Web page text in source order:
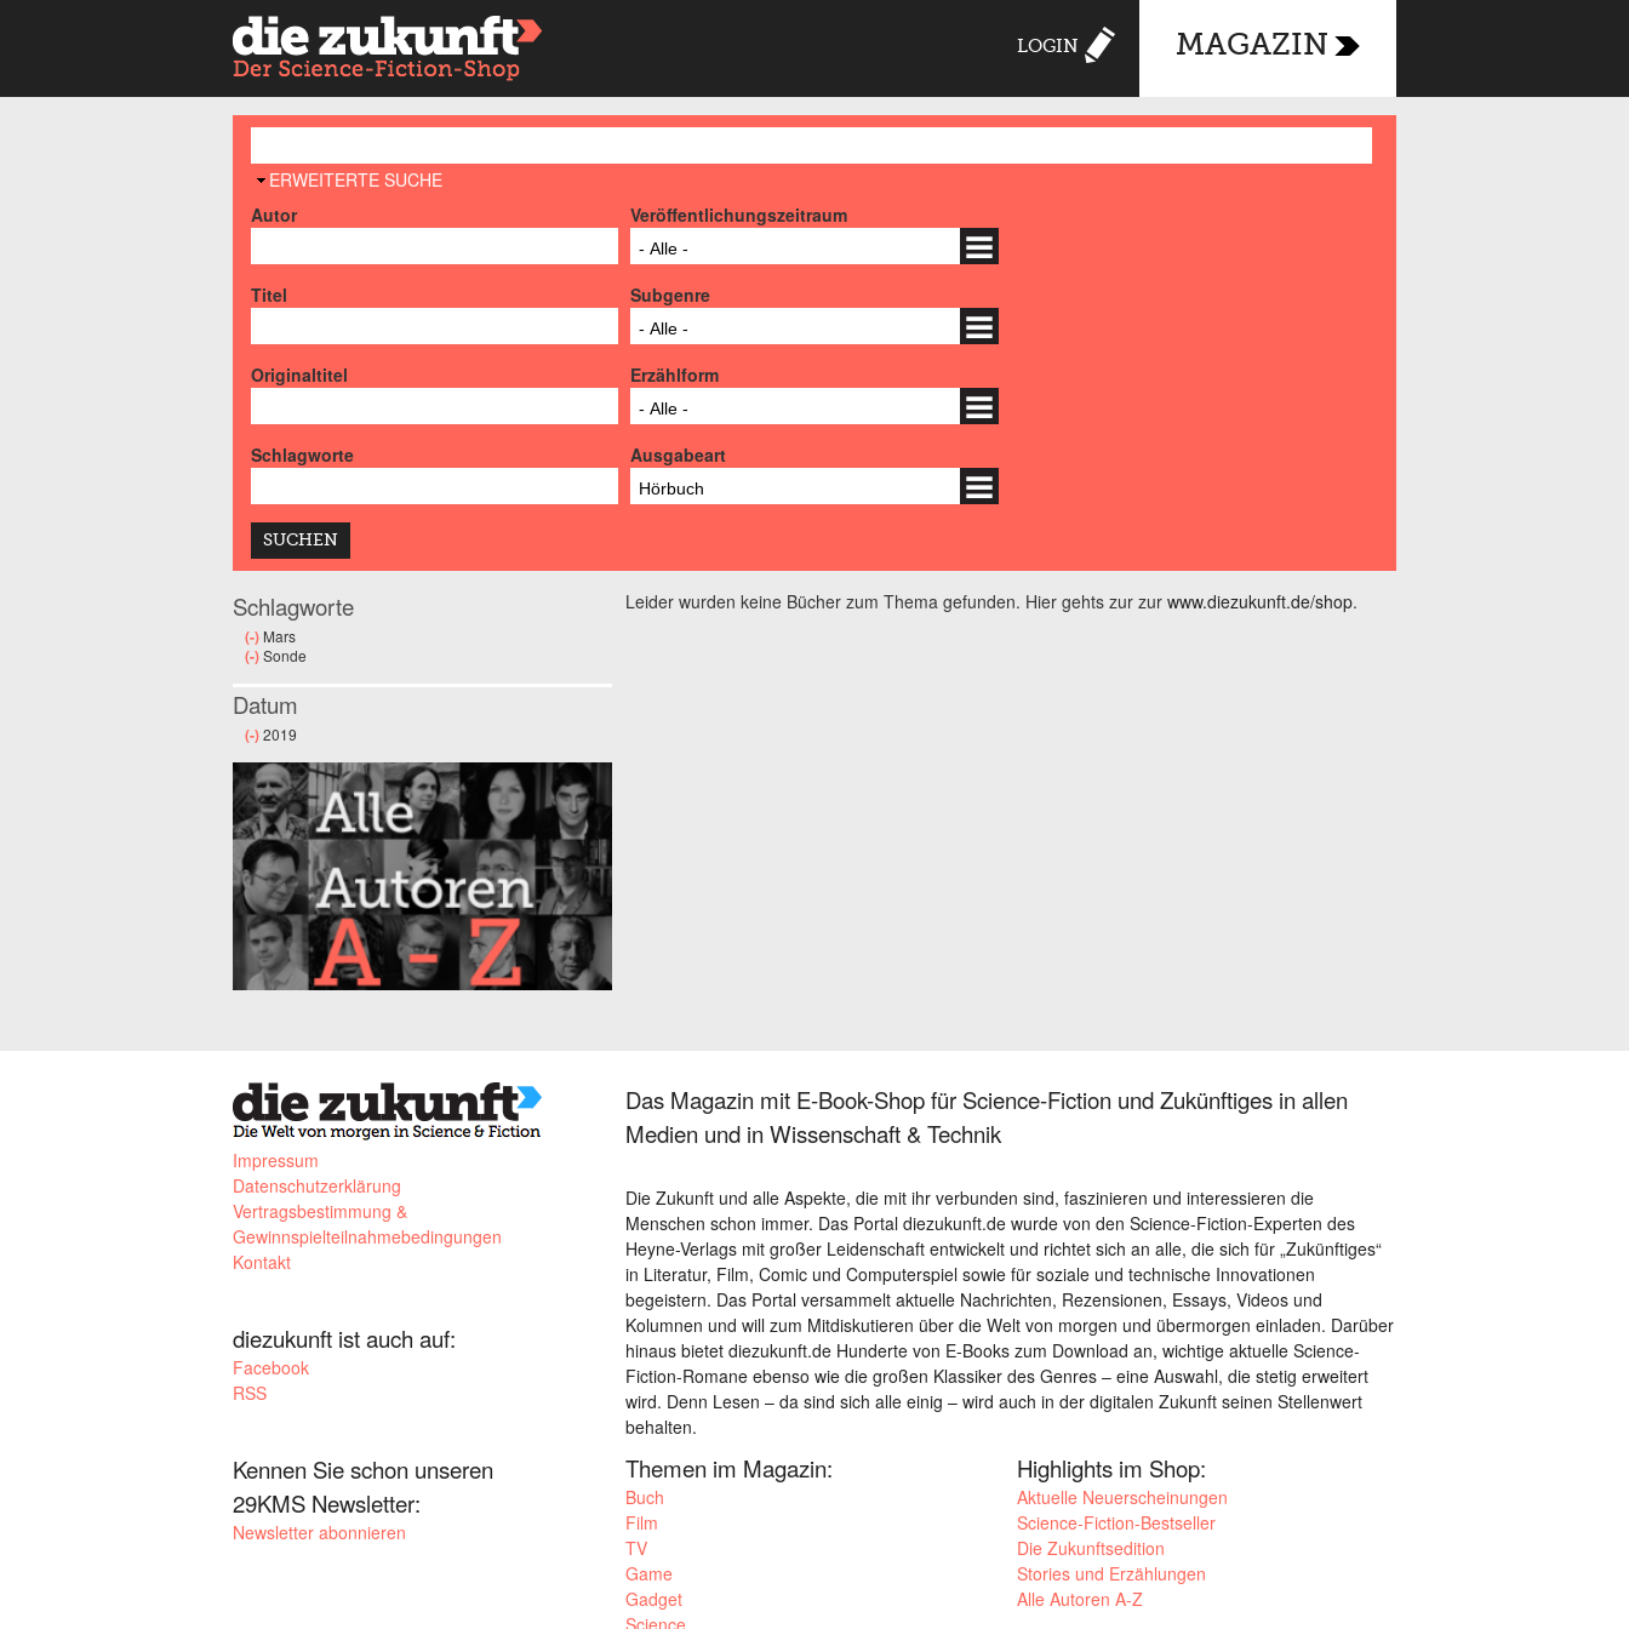
LOGIN MAGAZIN
AUSBLENDEN
ERWEITERTE SUCHE
Autor
Veröffentlichungszeitraum
- Alle -
Titel Subgenre
- Alle -
Originaltitel Erzählform
- Alle -
Schlagworte Ausgabeart
Hörbuch
Leider wurden keine Bücher zum Thema gefunden. Hier gehts zur zur www.diezukunft.de/shop.
Schlagworte
(-) Remove Mars filter
Mars
(-)Remove Sonde filter
Sonde
Datum
(-)Remove 2019 filter
2019
Impressum
Datenschutzerklärung
Vertragsbestimmung &
Gewinnspielteilnahmebedingungen
Kontakt
diezukunft ist auch auf:
Facebook
RSS
Kennen Sie schon unseren
29KMS Newsletter:
Newsletter abonnieren
Das Magazin mit E-Book-Shop für Science-Fiction und Zukünftiges in allen
Medien und in Wissenschaft & Technik
Die Zukunft und alle Aspekte, die mit ihr verbunden sind, faszinieren und interessieren die
Menschen schon immer. Das Portal diezukunft.de wurde von den Science-Fiction-Experten des
Heyne-Verlags mit großer Leidenschaft entwickelt und richtet sich an alle, die sich für „Zukünftiges“
in Literatur, Film, Comic und Computerspiel sowie für soziale und technische Innovationen
begeistern. Das Portal versammelt aktuelle Nachrichten, Rezensionen, Essays, Videos und
Kolumnen und will zum Mitdiskutieren über die Welt von morgen und übermorgen einladen. Darüber
hinaus bietet diezukunft.de Hunderte von E-Books zum Download an, wichtige aktuelle Science-
Fiction-Romane ebenso wie die großen Klassiker des Genres – eine Auswahl, die stetig erweitert
wird. Denn Lesen – da sind sich alle einig – wird auch in der digitalen Zukunft seinen Stellenwert
behalten.
Themen im Magazin:
Buch
Film
TV
Game
Gadget
Science
Highlights im Shop:
Aktuelle Neuerscheinungen
Science-Fiction-Bestseller
Die Zukunftsedition
Stories und Erzählungen
Alle Autoren A-Z